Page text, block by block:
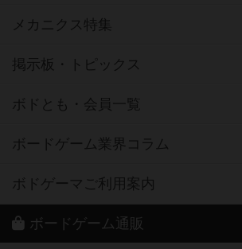
メカニクス特集
掲示板・トピックス
ボドとも・会員一覧
ボードゲーム業界コラム
ボドゲーマご利用案内
ボードゲーム通販